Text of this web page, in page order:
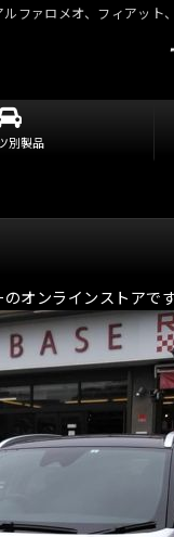
ルファロメオ、フィアット
別製品
オンラインストア